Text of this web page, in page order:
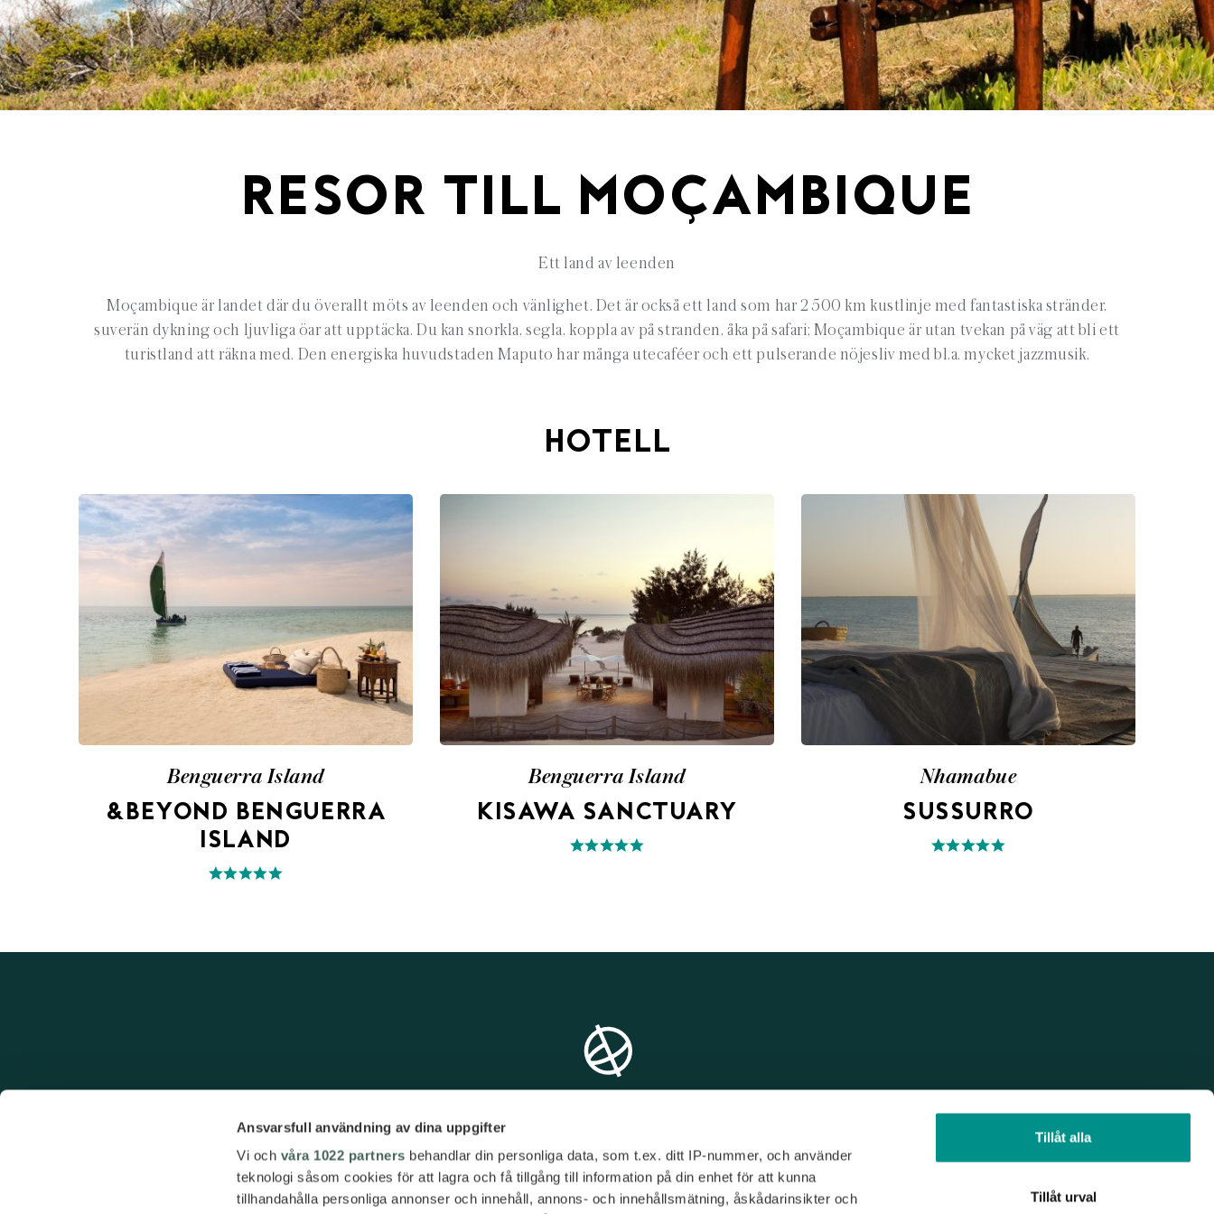
Ansvarsfull användning av dina uppgifter
Vi och våra 1022 partners behandlar din personliga data, som t.ex. ditt IP-nummer, och använder
teknologi såsom cookies för att lagra och få tillgång till information på din enhet för att kunna
tillhandahålla personliga annonser och innehåll, annons- och innehållsmätning, åskådarinsikter och
Tillåt alla
Tillåt urval
RESOR TILL MOÇAMBIQUE
Ett land av leenden
Moçambique är landet där du överallt möts av leenden och vänlighet. Det är också ett land som har 2 500 km kustlinje med fantastiska stränder,
suverän dykning och ljuvliga öar att upptäcka. Du kan snorkla, segla, koppla av på stranden, åka på safari; Moçambique är utan tvekan på väg att bli ett
turistland att räkna med. Den energiska huvudstaden Maputo har många utecaféer och ett pulserande nöjesliv med bl.a. mycket jazzmusik.
HOTELL
Benguerra Island
&BEYOND BENGUERRA
ISLAND
Benguerra Island
KISAWA SANCTUARY
Nhamabue
SUSSURRO